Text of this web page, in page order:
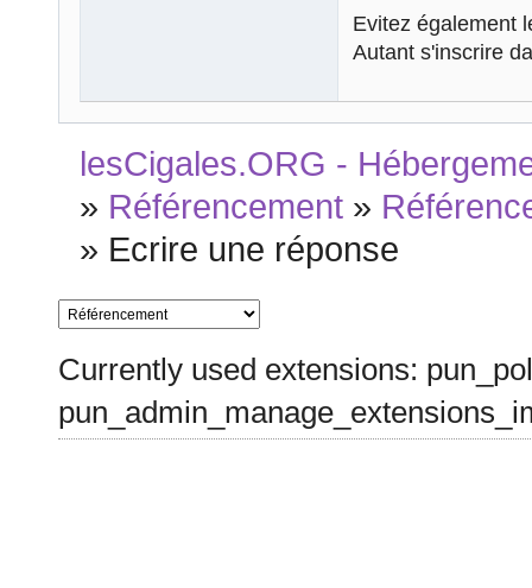
Evitez également
Autant s'inscrire
lesCigales.ORG -
» Référencement »
» Ecrire une réponse
Currently used extensions: